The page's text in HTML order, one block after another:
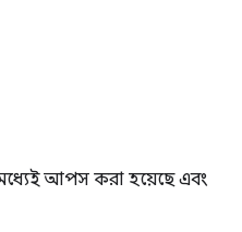
আপস করা হয়েছে এবং